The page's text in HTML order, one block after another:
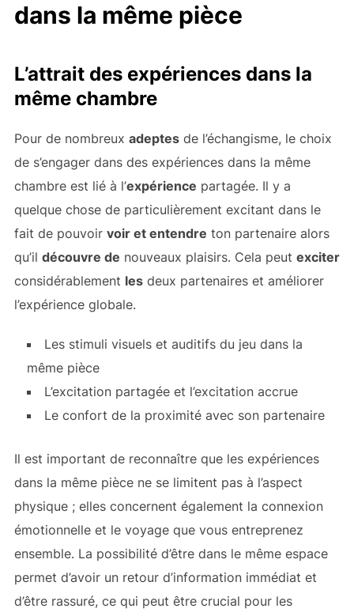
dans la même pièce
L’attrait des expériences dans la
même chambre
Pour de nombreux adeptesde l’échangisme, le choix
de s’engager dans des expériences dans la même
chambre est lié à l’expérience partagée. Il y a
quelque chose de particulièrement excitant dans le
fait de pouvoir voir et entendre ton partenaire alors
qu’il découvre de nouveaux plaisirs. Cela peut exciter
considérablement lesdeux partenaires et améliorer
l’expérience globale.
Les stimuli visuels et auditifs du jeu dans la
même pièce
L’excitation partagée et l’excitation accrue
Le confort de la proximité avec son partenaire
Il est important de reconnaître que les expériences
dans la même pièce ne se limitent pas à l’aspect
physique ; elles concernent également la connexion
émotionnelle et le voyage que vous entreprenez
ensemble. La possibilité d’être dans le même espace
permet d’avoir un retour d’information immédiat et
d’être rassuré, ce qui peut être crucial pour les